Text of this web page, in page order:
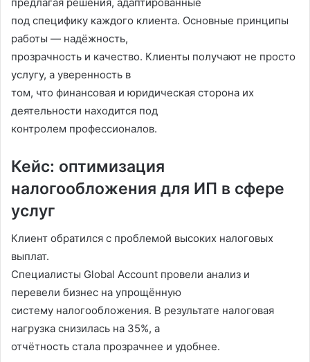
под специфику каждого клиента. Основные принципы
работы — надёжность,
прозрачность и качество. Клиенты получают не просто
услугу, а уверенность в
том, что финансовая и юридическая сторона их
деятельности находится под
контролем профессионалов.
Кейс: оптимизация
налогообложения для ИП в сфере
услуг
Клиент обратился с проблемой высоких налоговых
выплат.
Специалисты Global Account провели анализ и
перевели бизнес на упрощённую
систему налогообложения. В результате налоговая
нагрузка снизилась на 35%, а
отчётность стала прозрачнее и удобнее.